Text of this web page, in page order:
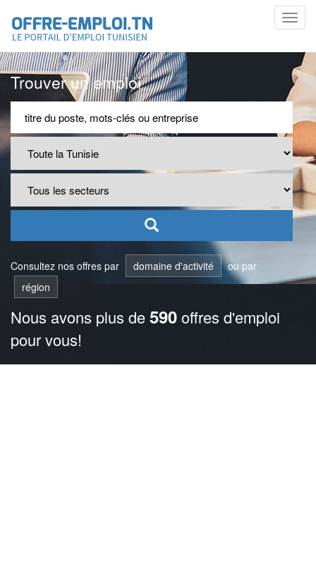
Trouver un emploi
Consultez nos offres par domaine d'activité
ou par
région
Nous avons plus de590offres d'emploi
pour vous!